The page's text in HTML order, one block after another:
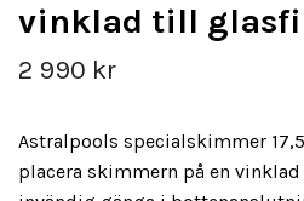
vinklad till
2 990 kr
Astralpools specialskimmer
placera skimmern på en